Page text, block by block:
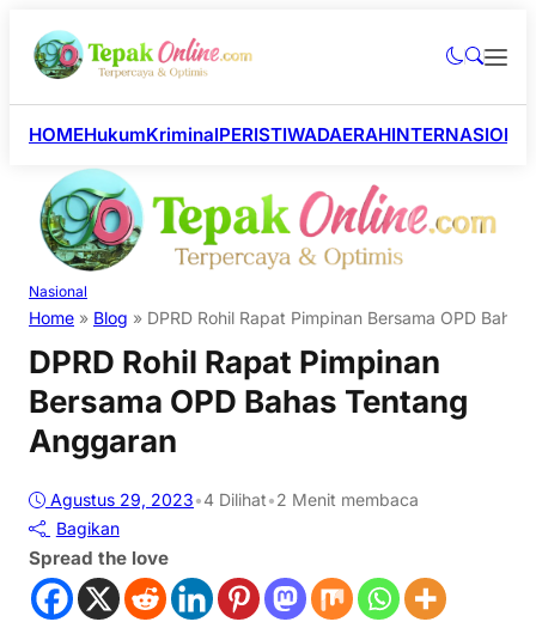
HOMEHukumKriminalPERISTIWADAERAH
Nasional
Home » Blog » DPRD Rohil Rapat Pimpinan Bersama OPD
DPRD Rohil Rapat Pimpinan
Bersama OPD Bahas Tentang
Anggaran
Agustus 29, 2023•4 Dilihat•2 Menit membaca
Bagikan
Spread the love